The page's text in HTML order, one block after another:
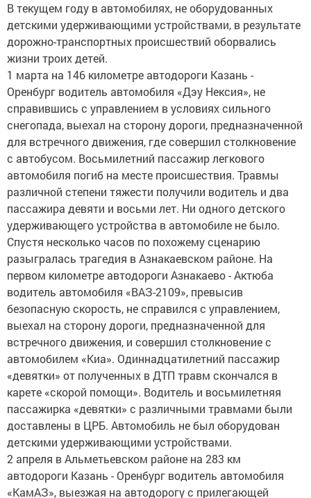
В текущем году в автомобилях, не оборудованных
детскими удерживающими устройствами, в результате
дорожно-транспортных происшествий оборвались
жизни троих детей.
1 марта на 146 километре автодороги Казань -
Оренбург водитель автомобиля «Дэу Нексия», не
справившись с управлением в условиях сильного
снегопада, выехал на сторону дороги, предназначенной
для встречного движения, где совершил столкновение
с автобусом. Восьмилетний пассажир легкового
автомобиля погиб на месте происшествия. Травмы
различной степени тяжести получили водитель и два
пассажира девяти и восьми лет. Ни одного детского
удерживающего устройства в автомобиле не было.
Спустя несколько часов по похожему сценарию
разыгралась трагедия в Азнакаевском районе. На
первом километре автодороги Азнакаево - Актюба
водитель автомобиля «ВАЗ-2109», превысив
безопасную скорость, не справился с управлением,
выехал на сторону дороги, предназначенной для
встречного движения, и совершил столкновение с
автомобилем «Киа». Одиннадцатилетний пассажир
«девятки» от полученных в ДТП травм скончался в
карете «скорой помощи». Водитель и восьмилетняя
пассажирка «девятки» с различными травмами были
доставлены в ЦРБ. Автомобиль не был оборудован
детскими удерживающими устройствами.
2 апреля в Альметьевском районе на 283 км
автодороги Казань - Оренбург водитель автомобиля
«КамАЗ», выезжая на автодорогу с прилегающей